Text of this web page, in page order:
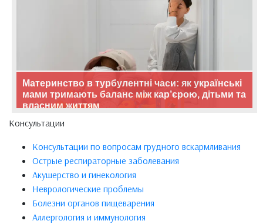
Материнство в турбулентні часи: як українські
мами тримають баланс між кар’єрою, дітьми та
власним життям
Консультации
Консультации по вопросам грудного вскармливания
Острые респираторные заболевания
Акушерство и гинекология
Неврологические проблемы
Болезни органов пищеварения
Аллергология и иммунология